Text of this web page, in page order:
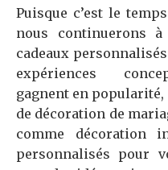
Puisque c’est le
nous continuerons
cadeaux
expériences
gagnent en
de décoration de
comme décoration
personnalisés pour